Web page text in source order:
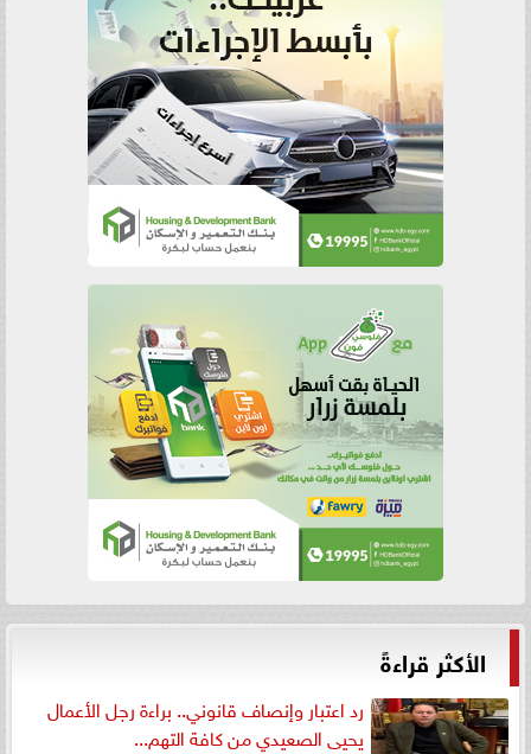
الأكثر قراءةً
رد اعتبار وإنصاف قانوني.. براءة رجل الأعمال
يحيى الصعيدي من كافة التهم...